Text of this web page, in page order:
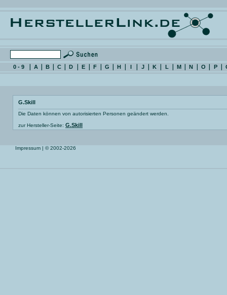
0 - 9 A B C D E F G H I J K L M N O P
G.Skill
Die Daten können von autorisierten Personen geändert werden.
zur Hersteller-Seite: G.Skill
Impressum | © 2002-2026